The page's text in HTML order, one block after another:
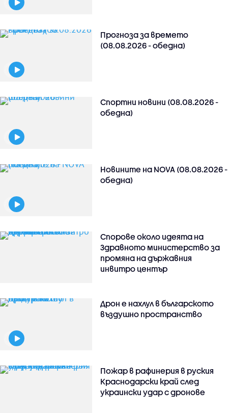
Прогноза за времето
(08.08.2026 - обедна)
Спортни новини (08.08.2026 -
обедна)
Новините на NOVA (08.08.2026 -
обедна)
Спорове около идеята на
Здравното министерство за
промяна на държавния
инвитро център
Дрон е нахлул в българското
въздушно пространство
Пожар в рафинерия в руския
Краснодарски край след
украински удар с дронове